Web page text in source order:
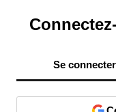
Se connecter